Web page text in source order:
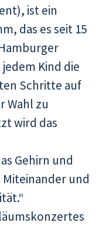
ist ein
das es seit 15
Kind die
Schritte auf
Wahl zu
wird das
Gehirn und
und